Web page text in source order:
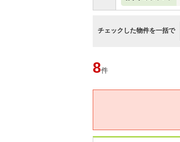
チェックした物件を一括で
8件